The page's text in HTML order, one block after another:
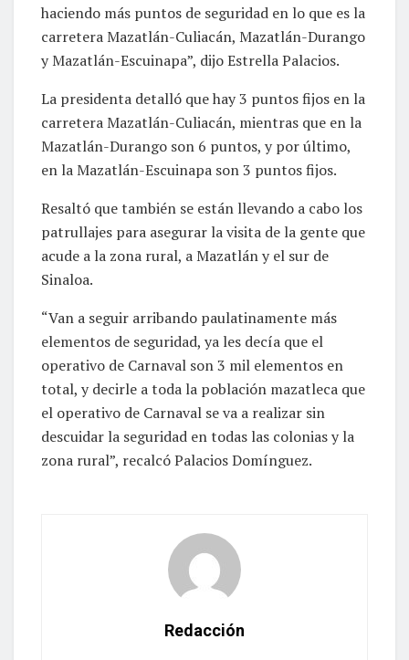
haciendo más puntos de seguridad en lo que es la
carretera Mazatlán-Culiacán, Mazatlán-Durango
y Mazatlán-Escuinapa”, dijo Estrella Palacios.
La presidenta detalló que hay 3 puntos fijos en la
carretera Mazatlán-Culiacán, mientras que en la
Mazatlán-Durango son 6 puntos, y por último,
en la Mazatlán-Escuinapa son 3 puntos fijos.
Resaltó que también se están llevando a cabo los
patrullajes para asegurar la visita de la gente que
acude a la zona rural, a Mazatlán y el sur de
Sinaloa.
“Van a seguir arribando paulatinamente más
elementos de seguridad, ya les decía que el
operativo de Carnaval son 3 mil elementos en
total, y decirle a toda la población mazatleca que
el operativo de Carnaval se va a realizar sin
descuidar la seguridad en todas las colonias y la
zona rural”, recalcó Palacios Domínguez.
Redacción